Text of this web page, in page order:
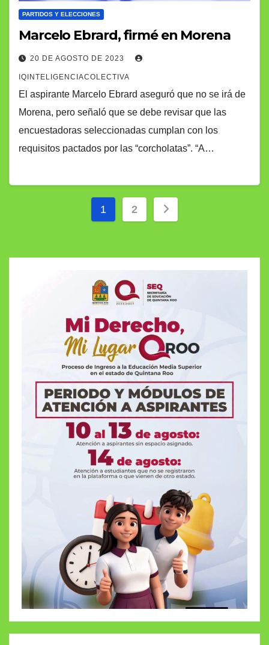
PARTIDOS Y ELECCIONES
Marcelo Ebrard, firmé en Morena
20 DE AGOSTO DE 2023
IQINTELIGENCIACOLECTIVA
El aspirante Marcelo Ebrard aseguró que no se irá de
Morena, pero señaló que se debe revisar que las
encuestadoras seleccionadas cumplan con los
requisitos pactados por las “corcholatas”. “A…
Paginación
entradas
1 2